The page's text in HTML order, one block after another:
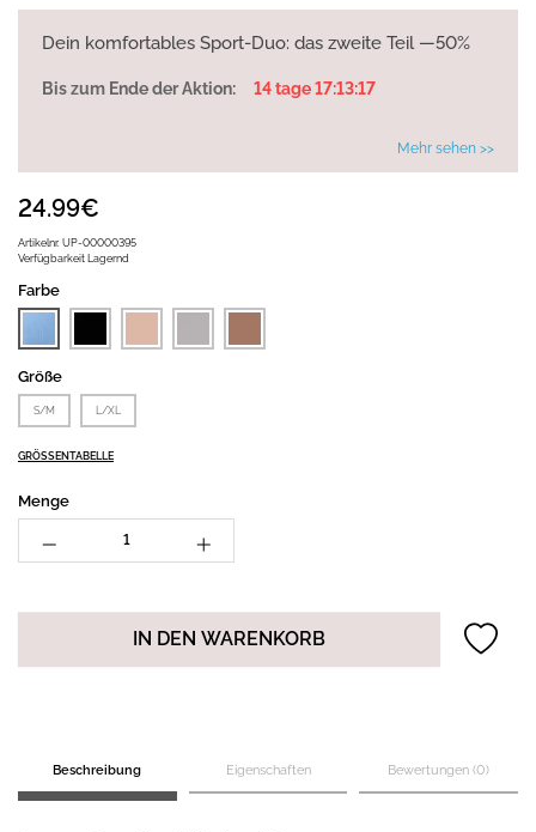
Dein komfortables Sport-Duo: das zweite Teil —50%
Bis zum Ende der Aktion: 14 tage 17:13:17
Mehr sehen >>
Artikelnr. UP-00000395
Verfügbarkeit Lagernd
24.99€
Farbe
Größe
S/M L/XL
GRÖSSENTABELLE
Menge
IN DEN WARENKORB
Beschreibung Eigenschaften Bewertungen (0)